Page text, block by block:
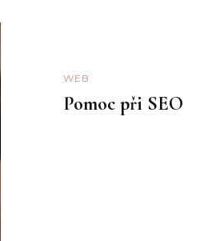
WEB
Pomoc při SEO